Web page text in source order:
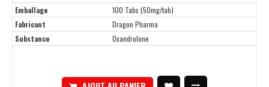
Emballage
100 Tabs (50mg/tab)
Fabricant
Dragon Pharma
Substance
Oxandrolone